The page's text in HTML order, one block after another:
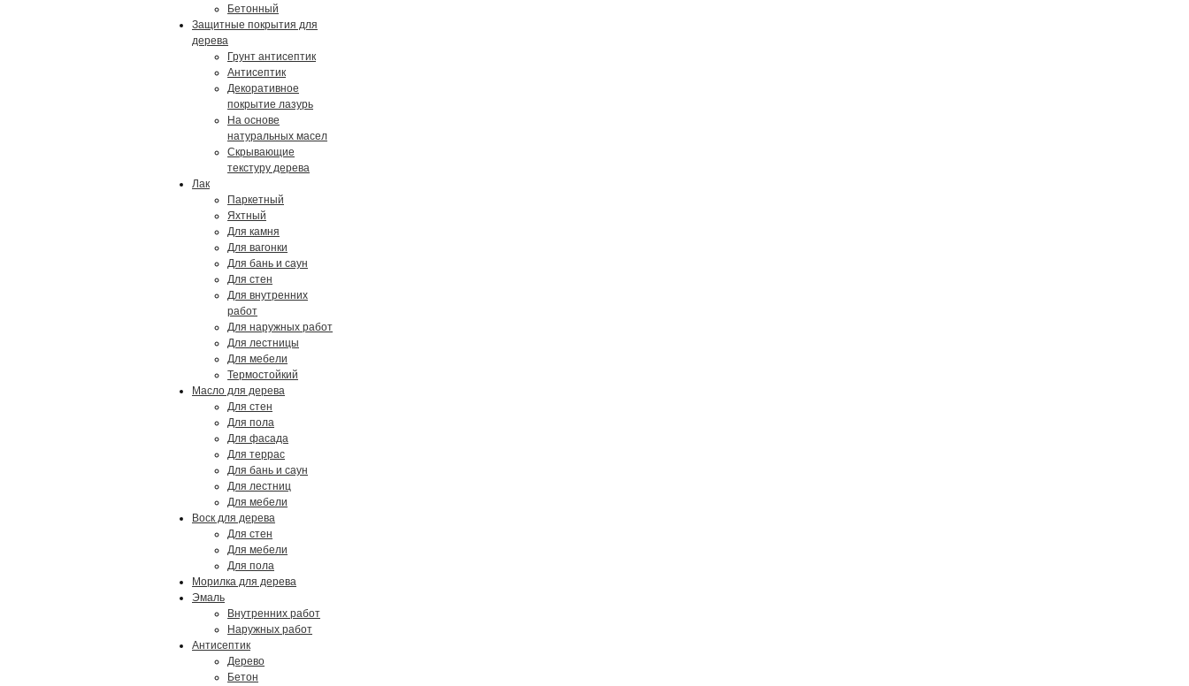
Бетонный
Защитные покрытия для
дерева
Грунт антисептик
Антисептик
Декоративное
покрытие лазурь
На основе
натуральных масел
Скрывающие
текстуру дерева
Лак
Паркетный
Яхтный
Для камня
Для вагонки
Для бань и саун
Для стен
Для внутренних
работ
Для наружных работ
Для лестницы
Для мебели
Термостойкий
Масло для дерева
Для стен
Для пола
Для фасада
Для террас
Для бань и саун
Для лестниц
Для мебели
Воск для дерева
Для стен
Для мебели
Для пола
Морилка для дерева
Эмаль
Внутренних работ
Наружных работ
Антисептик
Дерево
Бетон